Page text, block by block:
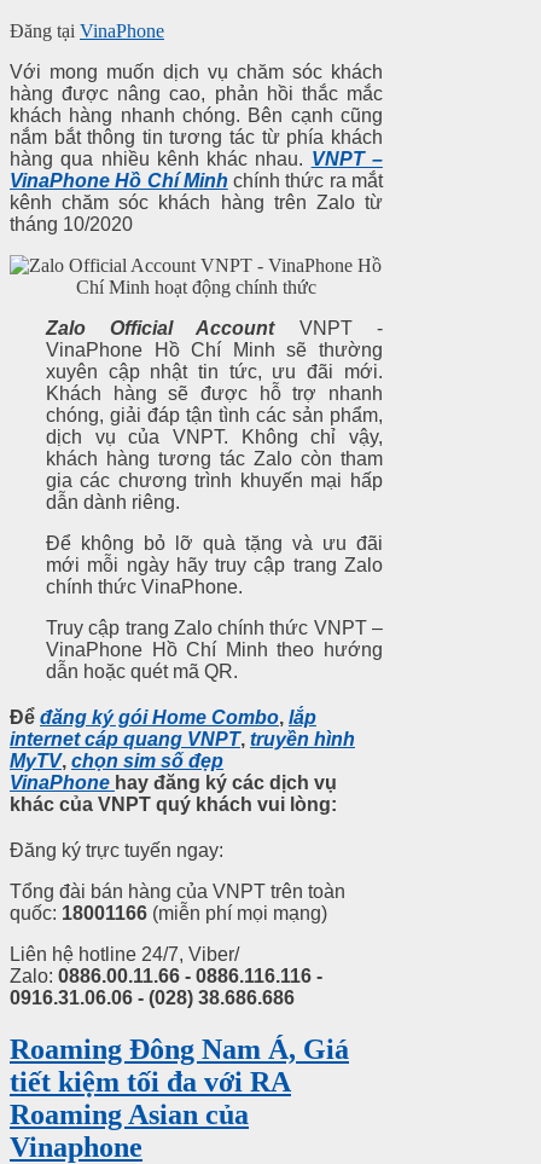
Đăng tại VinaPhone
Với mong muốn dịch vụ chăm sóc khách
hàng được nâng cao, phản hồi thắc mắc
khách hàng nhanh chóng. Bên cạnh cũng
nắm bắt thông tin tương tác từ phía khách
hàng qua nhiều kênh khác nhau. VNPT –
VinaPhone Hồ Chí Minh chính thức ra mắt
kênh chăm sóc khách hàng trên Zalo từ
tháng 10/2020
Zalo Official AccountVNPT -
VinaPhone Hồ Chí Minh sẽ thường
xuyên cập nhật tin tức, ưu đãi mới.
Khách hàng sẽ được hỗ trợ nhanh
chóng, giải đáp tận tình các sản phẩm,
dịch vụ của VNPT. Không chỉ vậy,
khách hàng tương tác Zalo còn tham
gia các chương trình khuyến mại hấp
dẫn dành riêng.
Để không bỏ lỡ quà tặng và ưu đãi
mới mỗi ngày hãy truy cập trang Zalo
chính thức VinaPhone.
Truy cập trang Zalo chính thức VNPT –
VinaPhone Hồ Chí Minh theo hướng
dẫn hoặc quét mã QR.
Để đăng ký gói Home Combo, lắp
internet cáp quang VNPT, truyền hình
MyTV, chọn sim số đẹp
VinaPhone hay đăng ký các dịch vụ
khác của VNPT quý khách vui lòng:
Đăng ký trực tuyến ngay:
Tổng đài bán hàng của VNPT trên toàn
quốc: 18001166 (miễn phí mọi mạng)
Liên hệ hotline 24/7, Viber/
Zalo: 0886.00.11.66 - 0886.116.116 -
0916.31.06.06 - (028) 38.686.686
Roaming Đông Nam Á, Giá
tiết kiệm tối đa với RA
Roaming Asian của
Vinaphone